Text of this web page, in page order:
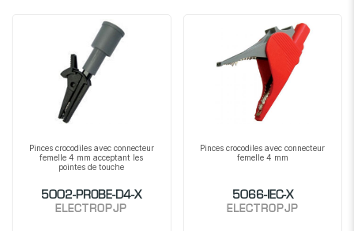
Pinces crocodiles avec connecteur
femelle 4 mm acceptant les
pointes de touche
5002-PROBE-D4-X
ELECTROPJP
Pinces crocodiles avec connecteur
femelle 4 mm
5066-IEC-X
ELECTROPJP